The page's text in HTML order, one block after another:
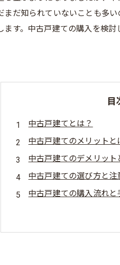
だ知られていないことも多
す。中古戸建ての購入を検
目
中古戸建てとは？
中古戸建てのメリットと
中古戸建てのデメリット
中古戸建ての選び方と注
中古戸建ての購入流れと